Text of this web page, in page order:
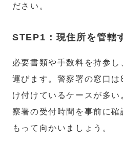
ださい。
STEP1：現住所を管轄
必要書類や手数料を持参
運びます。警察署の窓口
け付けているケースが多
察署の受付時間を事前に
もって向かいましょう。